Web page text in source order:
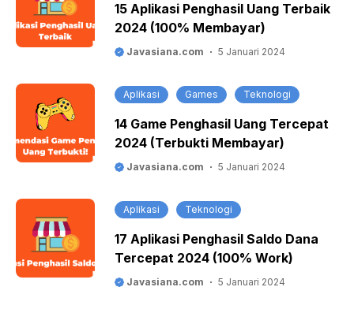
15 Aplikasi Penghasil Uang Terbaik
2024 (100% Membayar)
Javasiana.com 5 Januari 2024
Aplikasi Games Teknologi
14 Game Penghasil Uang Tercepat
2024 (Terbukti Membayar)
Javasiana.com 5 Januari 2024
Aplikasi Teknologi
17 Aplikasi Penghasil Saldo Dana
Tercepat 2024 (100% Work)
Javasiana.com 5 Januari 2024